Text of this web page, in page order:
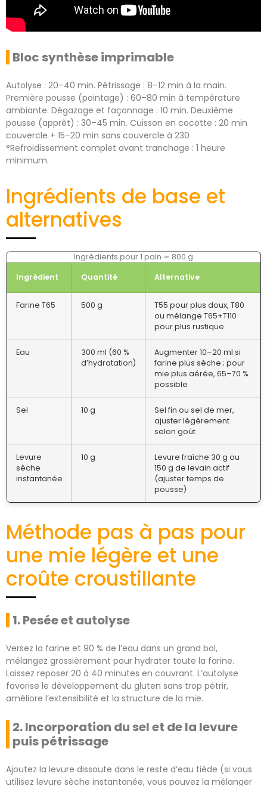
Bloc synthèse imprimable
Autolyse : 20–40 min. Pétrissage : 8–12 min à la main.
Première pousse (pointage) : 60–80 min à température
ambiante. Dégazage et façonnage : 10 min. Deuxième
pousse (apprêt) : 30–45 min. Cuisson en cocotte : 20 min
couvercle + 15–20 min sans couvercle à 230
°Refroidissement complet avant tranchage : 1 heure
minimum.
Ingrédients de base et
alternatives
Ingrédients pour 1 pain ≃ 800 g
Ingrédient
Quantité Alternative
Farine T65 500 g
T55 pour plus doux, T80
ou mélange T65+T110
pour plus rustique
Eau
300 ml (60 %
d’hydratation)
Augmenter 10–20 ml si
farine plus sèche ; pour
mie plus aérée, 65–70 %
possible
Sel 10 g
Sel fin ou sel de mer,
ajuster légèrement
selon goût
Levure
sèche
instantanée
10 g
Levure fraîche 30 g ou
150 g de levain actif
(ajuster temps de
pousse)
Méthode pas à pas pour
une mie légère et une
croûte croustillante
1. Pesée et autolyse
Versez la farine et 90 % de l’eau dans un grand bol,
mélangez grossièrement pour hydrater toute la farine.
Laissez reposer 20 à 40 minutes en couvrant. L’autolyse
favorise le développement du gluten sans trop pétrir,
améliore l’extensibilité et la structure de la mie.
2. Incorporation du sel et de la levure
puis pétrissage
Ajoutez la levure dissoute dans le reste d’eau tiède (si vous
utilisez levure sèche instantanée, vous pouvez la mélanger